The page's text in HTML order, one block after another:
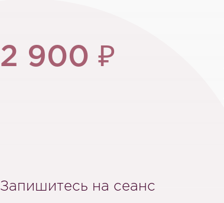
2 900 ₽
Запишитесь на сеанс